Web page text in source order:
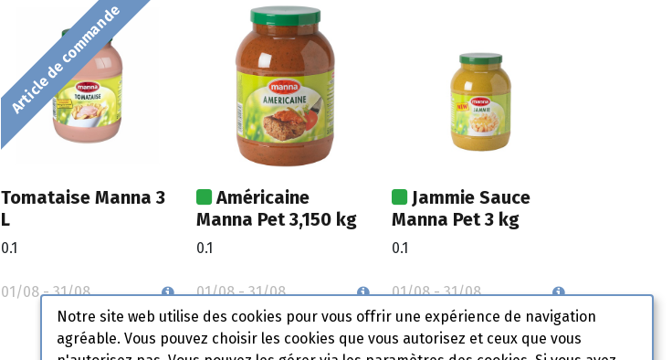
Article de commande
Tomataise Manna 3
L
0.1
01/08 - 31/08
Américaine
Manna Pet 3,150 kg
0.1
01/08 - 31/08
Jammie Sauce
Manna Pet 3 kg
0.1
01/08 - 31/08
Notre site web utilise des cookies pour vous offrir une expérience de navigation
agréable. Vous pouvez choisir les cookies que vous autorisez et ceux que vous